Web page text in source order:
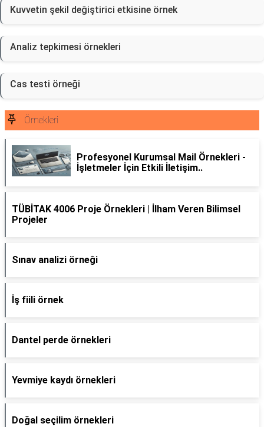
Kuvvetin şekil değiştirici etkisine örnek
Analiz tepkimesi örnekleri
Cas testi örneği
Örnekleri
Profesyonel Kurumsal Mail Örnekleri -
İşletmeler İçin Etkili İletişim..
TÜBİTAK 4006 Proje Örnekleri | İlham Veren Bilimsel
Projeler
Sınav analizi örneği
İş fiili örnek
Dantel perde örnekleri
Yevmiye kaydı örnekleri
Doğal seçilim örnekleri